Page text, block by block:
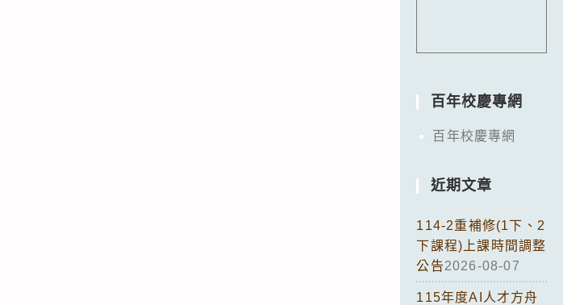
百年校慶專網
百年校慶專網
近期文章
114-2重補修(1下、2
下課程)上課時間調整
公告2026-08-07
115年度AI人才方舟